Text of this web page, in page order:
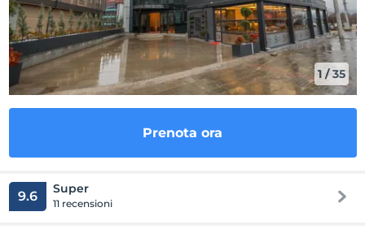
1 /35
Prenota ora
9.6 Super
11 recensioni